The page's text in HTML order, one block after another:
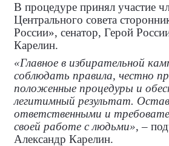
В процедуре принял участие
Центрального совета
России», сенатор, Герой
Карелин.
«Главное в избирательной
соблюдать правила, честно
положенные процедуры и
легитимный результат.
ответственными и
своей работе с людьми», –
Александр Карелин.